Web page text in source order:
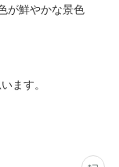
が鮮やかな景色
ます。